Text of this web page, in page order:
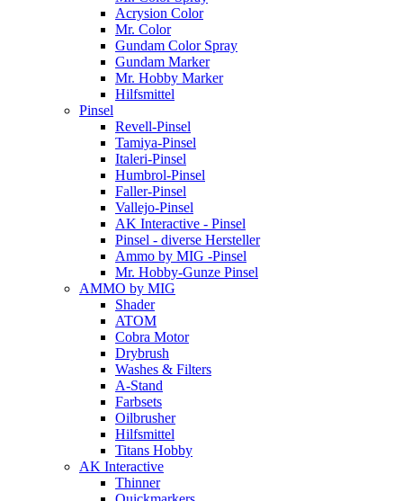
Acrysion Color
Mr. Color
Gundam Color Spray
Gundam Marker
Mr. Hobby Marker
Hilfsmittel
Pinsel
Revell-Pinsel
Tamiya-Pinsel
Italeri-Pinsel
Humbrol-Pinsel
Faller-Pinsel
Vallejo-Pinsel
AK Interactive - Pinsel
Pinsel - diverse Hersteller
Ammo by MIG -Pinsel
Mr. Hobby-Gunze Pinsel
AMMO by MIG
Shader
ATOM
Cobra Motor
Drybrush
Washes & Filters
A-Stand
Farbsets
Oilbrusher
Hilfsmittel
Titans Hobby
AK Interactive
Thinner